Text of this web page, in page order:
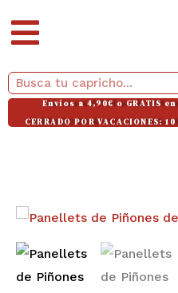
Buscar
Envíos a 4,90€ o GRATIS
CERRADO POR